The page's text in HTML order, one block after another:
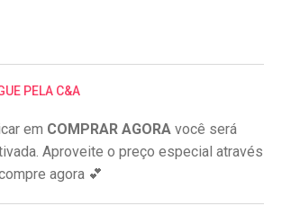
PELA C&A
em COMPRAR AGORA você será
Aproveite o preço especial através
agora 💕